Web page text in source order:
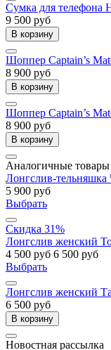
Сумка для телефона
9 500 руб
В корзину
Шоппер Captain’s
8 900 руб
В корзину
Шоппер Captain’s
8 900 руб
В корзину
Аналогичные товары
Лонгслив-тельняшка
5 900 руб
Выбрать
Скидка 31%
Лонгслив женский
4 500 руб 6 500 руб
Выбрать
Лонгслив женский
6 500 руб
В корзину
Новостная рассылка